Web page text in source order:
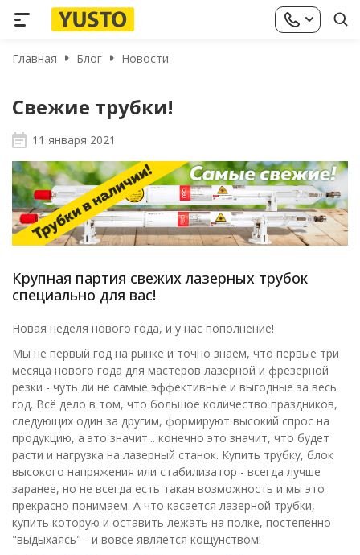
Главная Блог Новости
Свежие трубки!
11 января 2021
Крупная партия свежих лазерных трубок
специально для вас!
Новая неделя нового года, и у нас пополнение!
Мы не первый год на рынке и точно знаем, что первые три
месяца нового года для мастеров лазерной и фрезерной
резки - чуть ли не самые эффективные и выгодные за весь
год. Всё дело в том, что большое количество праздников,
следующих один за другим, формируют высокий спрос на
продукцию, а это значит... конечно это значит, что будет
расти и нагрузка на лазерный станок. Купить трубку, блок
высокого напряжения или стабилизатор - всегда лучше
заранее, но не всегда есть такая возможность и мы это
прекрасно понимаем. А что касается лазерной трубки,
купить которую и оставить лежать на полке, постепенно
"выдыхаясь" - и вовсе является кощунством!